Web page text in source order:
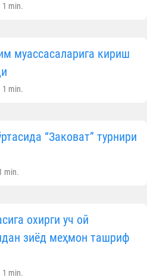
1 min.
муассасаларига кириш
1 min.
“Заковат” турнири
min.
охирги уч ой
зиёд меҳмон ташриф
1 min.